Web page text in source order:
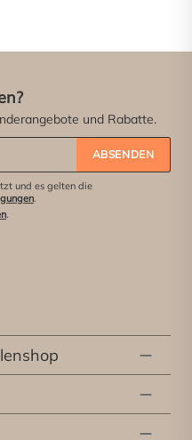
und Rabatte.
ABSENDEN
und es gelten die
.
.